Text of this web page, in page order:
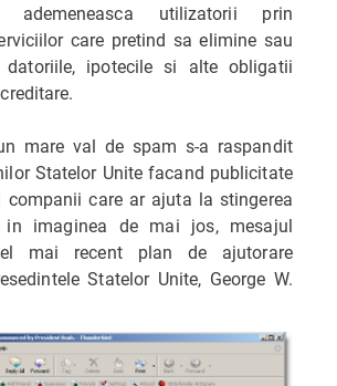
ademeneasca utilizatorii prin
care pretind sa elimine sau
datoriile, ipotecile si alte obligatii
mare val de spam s-a raspandit
Statelor Unite facand publicitate
companii care ar ajuta la stingerea
in imaginea de mai jos, mesajul
mai recent plan de ajutorare
Statelor Unite, George W.